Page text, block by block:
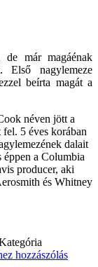
már magáénak
nagylemeze
beírta magát a
néven jött a
5 éves korában
dalait
éppen a Columbia
producer, aki
és Whitney
hozzászólás